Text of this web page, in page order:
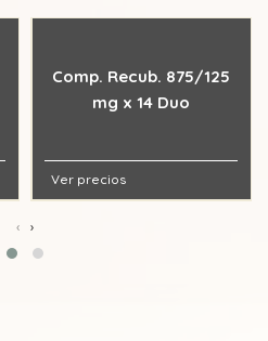
Comp. Recub. 875/125
mg x 14 Duo
Ver precios
‹ ›